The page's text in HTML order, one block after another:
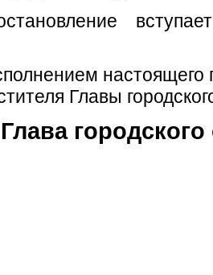
настоящего
Главы
Глава городского